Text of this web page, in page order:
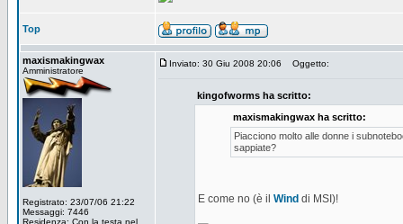
Top
maxismakingwax
Amministratore
Registrato: 23/07/06 21:22
Messaggi: 7446
Residenza: Con la testa nel
Inviato: 30 Giu 2008 20:06 Oggetto:
kingofworms ha scritto:
maxismakingwax ha scritto:
Piacciono molto alle donne i
sappiate?
E come no (è il Wind di MSI)!